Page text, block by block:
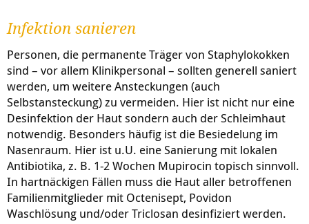
Infektion sanieren
Personen, die permanente Träger von Staphylokokken
sind – vor allem Klinikpersonal – sollten generell saniert
werden, um weitere Ansteckungen (auch
Selbstansteckung) zu vermeiden. Hier ist nicht nur eine
Desinfektion der Haut sondern auch der Schleimhaut
notwendig. Besonders häufig ist die Besiedelung im
Nasenraum. Hier ist u.U. eine Sanierung mit lokalen
Antibiotika, z. B. 1-2 Wochen Mupirocin topisch sinnvoll.
In hartnäckigen Fällen muss die Haut aller betroffenen
Familienmitglieder mit Octenisept, Povidon
Waschlösung und/oder Triclosan desinfiziert werden.